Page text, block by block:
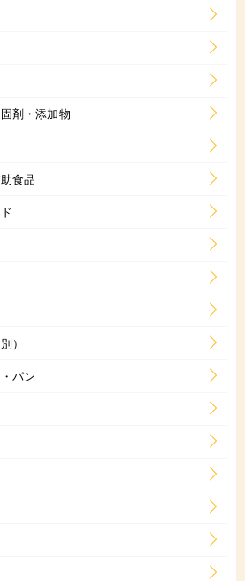
剤・添加物
食品
）
パン